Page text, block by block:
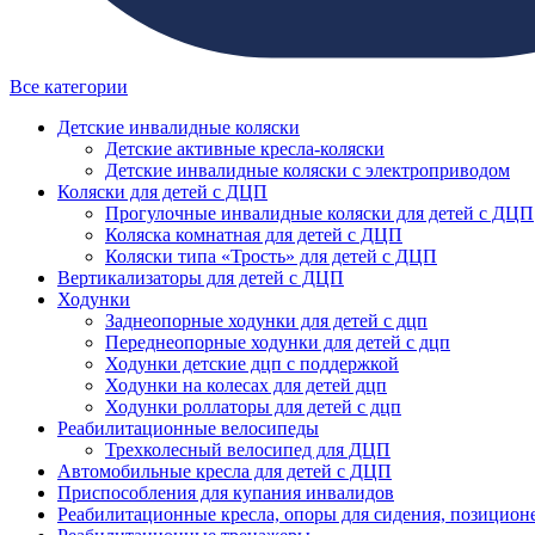
Все категории
Детские инвалидные коляски
Детские активные кресла-коляски
Детские инвалидные коляски с электроприводом
Коляски для детей с ДЦП
Прогулочные инвалидные коляски для детей с ДЦП
Коляска комнатная для детей с ДЦП
Коляски типа «Трость» для детей с ДЦП
Вертикализаторы для детей с ДЦП
Ходунки
Заднеопорные ходунки для детей с дцп
Переднеопорные ходунки для детей с дцп
Ходунки детские дцп с поддержкой
Ходунки на колесах для детей дцп
Ходунки роллаторы для детей с дцп
Реабилитационные велосипеды
Трехколесный велосипед для ДЦП
Автомобильные кресла для детей с ДЦП
Приспособления для купания инвалидов
Реабилитационные кресла, опоры для сидения,